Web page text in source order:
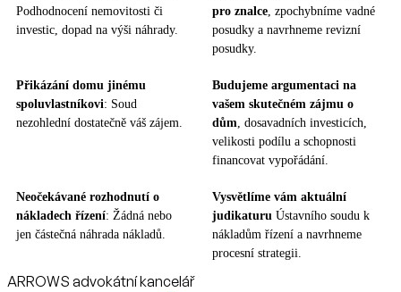
Podhodnocení nemovitosti či
investic, dopad na výši náhrady.
pro znalce , zpochybníme vadné
posudky a navrhneme revizní
posudky.
Přikázání domu jinému
spoluvlastníkovi: Soud
nezohlední dostatečně váš zájem.
Budujeme argumentaci na
vašem skutečném zájmu o
dům , dosavadních investicích,
velikosti podílu a schopnosti
financovat vypořádání.
Neočekávané rozhodnutí o
nákladech řízení: Žádná nebo
jen částečná náhrada nákladů.
Vysvětlíme vám aktuální
judikaturu Ústavního soudu k
nákladům řízení a navrhneme
procesní strategii.
ARROWS advokátní kancelář